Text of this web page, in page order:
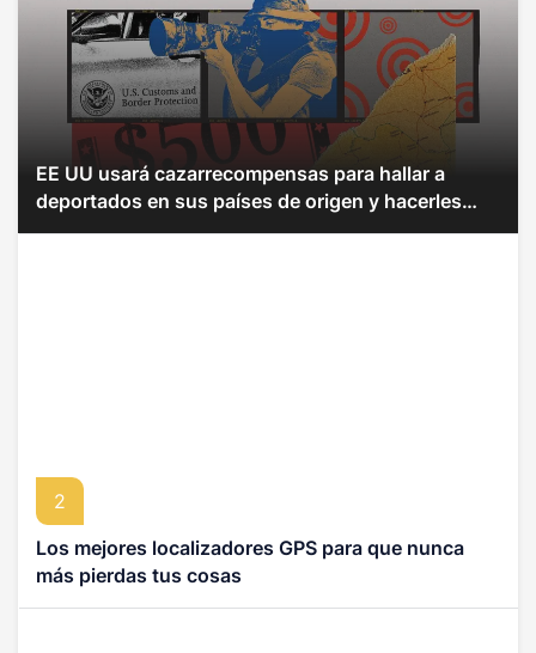
EE UU usará cazarrecompensas para hallar a
deportados en sus países de origen y hacerles
pagar multas
2
Los mejores localizadores GPS para que nunca
más pierdas tus cosas